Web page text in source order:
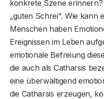
konkrete Szene
„guten Schrei“. Wie kann
Menschen haben
Ereignissen im Leben
emotionale Befreiung
die auch als Catharsis
eine überwältigend
die Catharsis erzeugen,